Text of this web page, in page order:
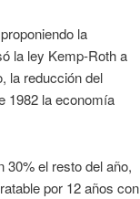
la
la ley Kemp-Roth a
la reducción del
1982 la economía
30% el resto del año,
por 12 años con